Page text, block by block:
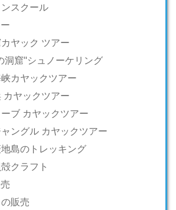
スクール
ヤック ツアー
洞窟"シュノーケリング
カヤックツアー
カヤックツアー
ブ カヤックツアー
ングル カヤックツアー
島のトレッキング
クラフト
販売